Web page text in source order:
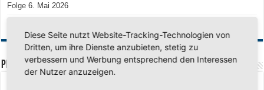
Folge 6. Mai 2026
PREMIUMPARTNER
Diese Seite nutzt Website-Tracking-Technologien von
Dritten, um ihre Dienste anzubieten, stetig zu
verbessern und Werbung entsprechend den Interessen
der Nutzer anzuzeigen.